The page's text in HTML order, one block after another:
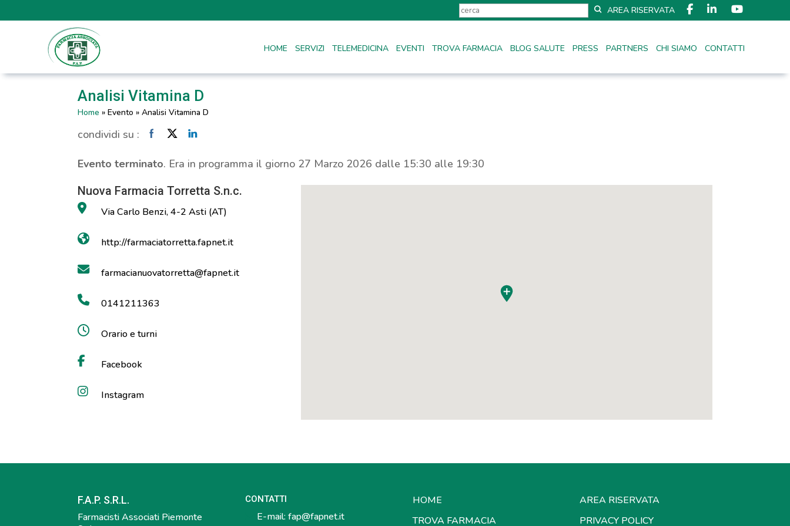
AREA RISERVATA
HOME SERVIZI TELEMEDICINA EVENTI TROVA FARMACIA BLOG SALUTE PRESS PARTNERS CHI SIAMO CONTATTI
Analisi Vitamina D
Home » Evento » Analisi Vitamina D
condividi su :
Evento terminato. Era in programma il giorno 27 Marzo 2026 dalle 15:30 alle 19:30
Nuova Farmacia Torretta S.n.c.
Via Carlo Benzi, 4-2 Asti (AT)
http://farmaciatorretta.fapnet.it
farmacianuovatorretta@fapnet.it
0141211363
Orario e turni
Facebook
Instagram
F.A.P. S.R.L.
Farmacisti Associati Piemonte
CONTATTI
E-mail: fap@fapnet.it
HOME
TROVA FARMACIA
AREA RISERVATA
PRIVACY POLICY